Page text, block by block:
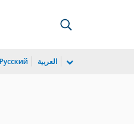
Русский العربية